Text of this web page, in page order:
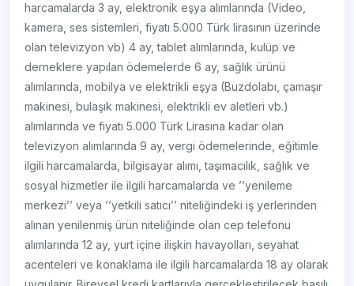
harcamalarda 3 ay, elektronik eşya alımlarında (Video,
kamera, ses sistemleri, fiyatı 5.000 Türk lirasının üzerinde
olan televizyon vb) 4 ay, tablet alımlarında, kulüp ve
derneklere yapılan ödemelerde 6 ay, sağlık ürünü
alımlarında, mobilya ve elektrikli eşya (Buzdolabı, çamaşır
makinesi, bulaşık makinesi, elektrikli ev aletleri vb.)
alımlarında ve fiyatı 5.000 Türk Lirasına kadar olan
televizyon alımlarında 9 ay, vergi ödemelerinde, eğitimle
ilgili harcamalarda, bilgisayar alımı, taşımacılık, sağlık ve
sosyal hizmetler ile ilgili harcamalarda ve ’’yenileme
merkezi’’ veya ’’yetkili satıcı’’ niteliğindeki iş yerlerinden
alınan yenilenmiş ürün niteliğinde olan cep telefonu
alımlarında 12 ay, yurt içine ilişkin havayolları, seyahat
acenteleri ve konaklama ile ilgili harcamalarda 18 ay olarak